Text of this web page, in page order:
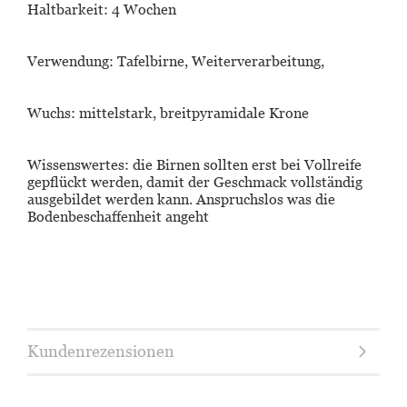
Haltbarkeit: 4 Wochen
Verwendung: Tafelbirne, Weiterverarbeitung,
Wuchs: mittelstark, breitpyramidale Krone
Wissenswertes: die Birnen sollten erst bei Vollreife
gepflückt werden, damit der Geschmack vollständig
ausgebildet werden kann. Anspruchslos was die
Bodenbeschaffenheit angeht
Kundenrezensionen